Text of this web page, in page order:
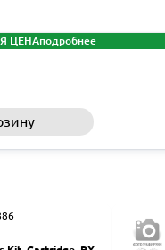
ЦЕНАподробнее